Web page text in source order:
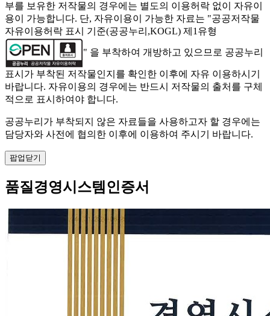
부를 보유한 저작물의 경우에는 별도의 이용허락 없이 자유이
용이 가능합니다. 단, 자유이용이 가능한 자료는 "공공저작물
자유이용허락 표시 기준(공공누리,KOGL) 제1유형
" 을 부착하여 개방하고 있으므로 공공누리
표시가 부착된 저작물인지를 확인한 이후에 자유 이용하시기
바랍니다. 자유이용의 경우에는 반드시 저작물의 출처를 구체
적으로 표시하여야 합니다.
공공누리가 부착되지 않은 자료들을 사용하고자 할 경우에는
담당자와 사전에 협의한 이후에 이용하여 주시기 바랍니다.
팝업닫기
품질경영시스템인증서